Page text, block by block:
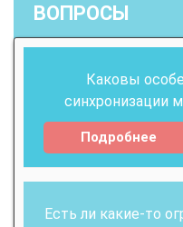
ВОПРОСЫ
Каковы
синхронизации
Подробнее
Есть ли какие-то